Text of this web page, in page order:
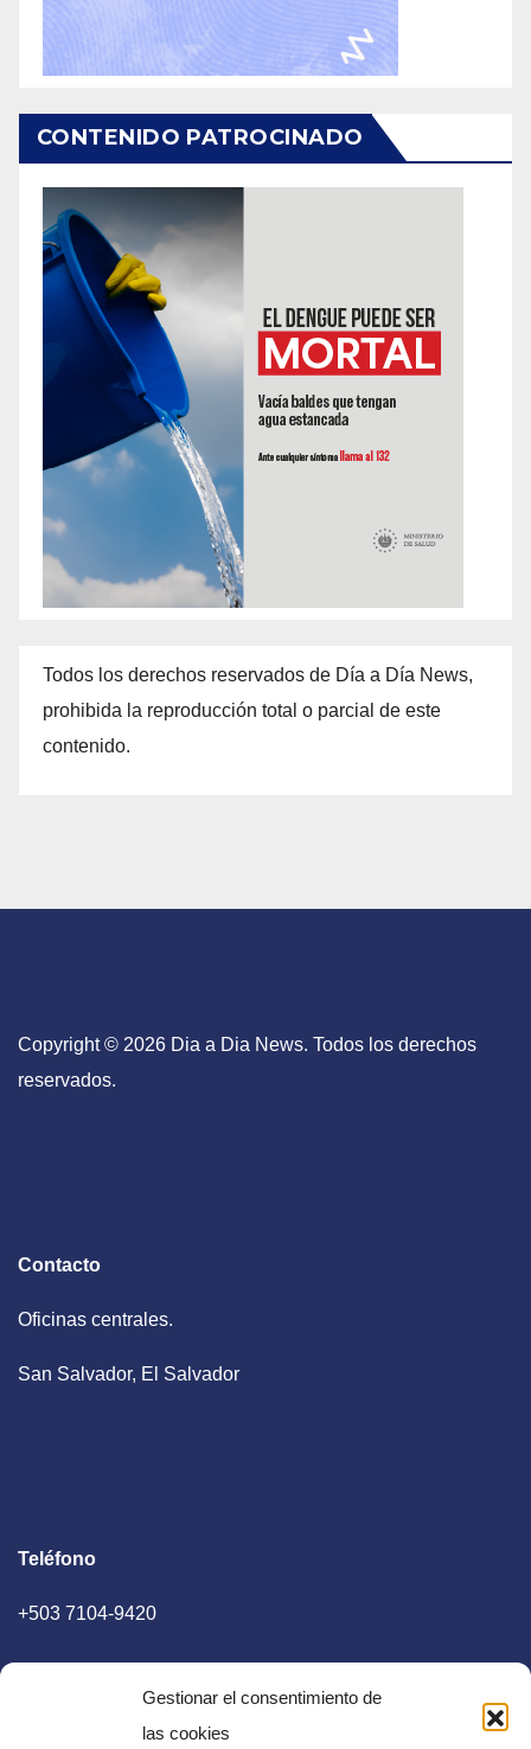
Gestionar el consentimiento de
las cookies
CONTENIDO PATROCINADO
Todos los derechos reservados de Día a Día News,
prohibida la reproducción total o parcial de este
contenido.
Copyright © 2026 Dia a Dia News. Todos los derechos
reservados.
Contacto
Oficinas centrales.
San Salvador, El Salvador
Teléfono
+503 7104-9420